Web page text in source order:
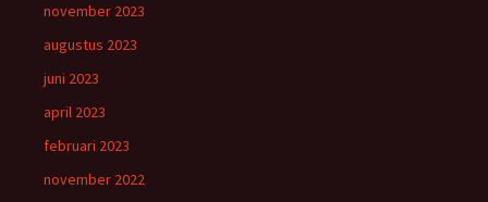
november 2023
augustus 2023
juni 2023
april 2023
februari 2023
november 2022